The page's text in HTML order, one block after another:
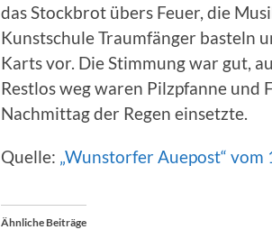
das Stockbrot übers Feuer, die
Kunstschule Traumfänger basteln
Karts vor. Die Stimmung war gut,
Restlos weg waren Pilzpfanne und
Nachmittag der Regen einsetzte.
Quelle: „Wunstorfer Auepost“ vom
Ähnliche Beiträge